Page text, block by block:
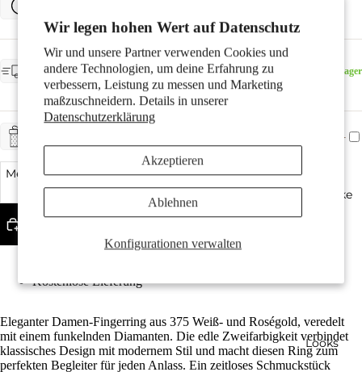
Wir legen hohen Wert auf Datenschutz
Wir und unsere Partner verwenden Cookies und
andere Technologien, um deine Erfahrung zu
verbessern, Leistung zu messen und Marketing
maßzuschneidern. Details in unserer
Datenschutzerklärung
Konfigurationen verwalten
Akzeptieren
Ablehnen
Geschenke
Looks
VORAUSSICHTLICHE LIEFERUNG
Am Lager - voraussichtliche Lieferung: Donnerstag, 13.
August
Am Lager
+ CHF 5.-
Menge verringern
Gefertigt aus recyceltem 375er Gold
Kostenlose Lieferung
Eleganter Damen-Fingerring aus 375 Weiß- und Roségold, veredelt
mit einem funkelnden Diamanten. Die edle Zweifarbigkeit verbindet
klassisches Design mit modernem Stil und macht diesen Ring zum
perfekten Begleiter für jeden Anlass. Ein zeitloses Schmuckstück